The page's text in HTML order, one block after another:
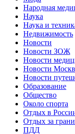
Народная
Наука
Наука и
Недвижимость
Новости
Новости ЗОЖ
Новости
Новости
Новости
Образование
Общество
Около спорта
Отдых в
Отдых за
ПДД